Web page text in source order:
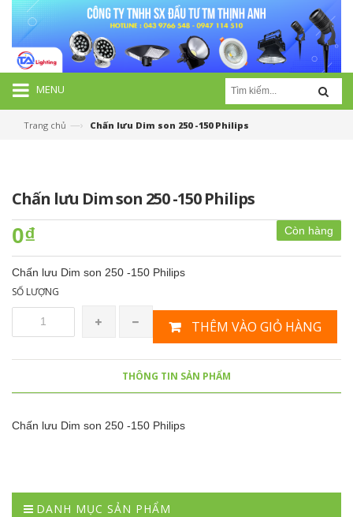
MENU
Trang chủ —› Chấn lưu Dim son 250 -150 Philips
Chấn lưu Dim son 250 -150 Philips
Còn hàng
0₫
Chấn lưu Dim son 250 -150 Philips
SỐ LƯỢNG
THÊM VÀO GIỎ HÀNG
THÔNG TIN SẢN PHẨM
Chấn lưu Dim son 250 -150 Philips
DANH MỤC SẢN PHẨM